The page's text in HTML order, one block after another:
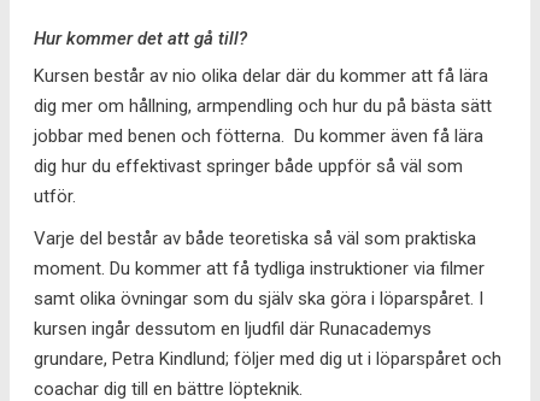
Hur kommer det att gå till?
Kursen består av nio olika delar där du kommer att få lära
dig mer om hållning, armpendling och hur du på bästa sätt
jobbar med benen och fötterna. Du kommer även få lära
dig hur du effektivast springer både uppför så väl som
utför.
Varje del består av både teoretiska så väl som praktiska
moment. Du kommer att få tydliga instruktioner via filmer
samt olika övningar som du själv ska göra i löparspåret. I
kursen ingår dessutom en ljudfil där Runacademys
grundare, Petra Kindlund; följer med dig ut i löparspåret och
coachar dig till en bättre löpteknik.